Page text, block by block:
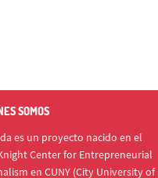
SOMOS
es un proyecto nacido en el
Center for Entrepreneurial
en CUNY (City University of